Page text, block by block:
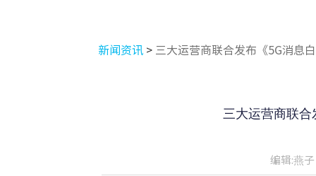
新闻资讯 > 三大运营商联合发布《5G消息
三大运营商联合
编辑:燕子